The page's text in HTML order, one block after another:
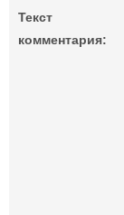
Текст
комментария: